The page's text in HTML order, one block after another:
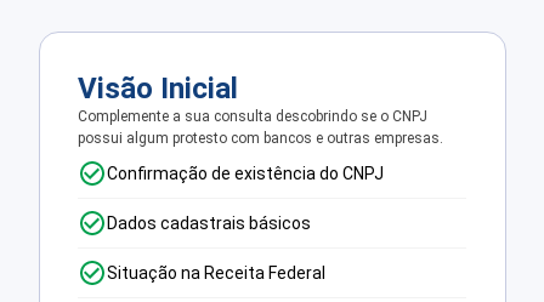
Visão Inicial
Complemente a sua consulta descobrindo se o CNPJ
possui algum protesto com bancos e outras empresas.
Confirmação de existência do CNPJ
Dados cadastrais básicos
Situação na Receita Federal